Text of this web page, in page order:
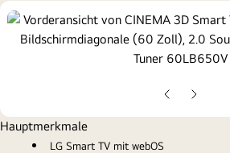
Vorherige
Folie
Nächste
Folie
Hauptmerkmale
LG Smart TV mit webOS